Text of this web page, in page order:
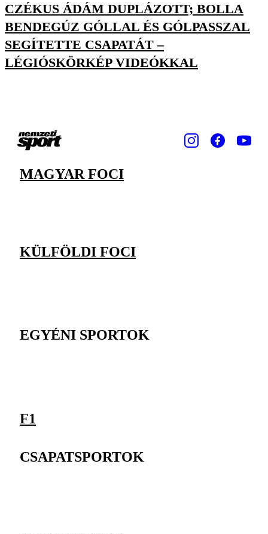
CZÉKUS ÁDÁM DUPLÁZOTT; BOLLA
BENDEGÚZ GÓLLAL ÉS GÓLPASSZAL
SEGÍTETTE CSAPATÁT –
LÉGIÓSKÖRKÉP VIDEÓKKAL
MAGYAR FOCI
KÜLFÖLDI FOCI
EGYÉNI SPORTOK
F1
CSAPATSPORTOK